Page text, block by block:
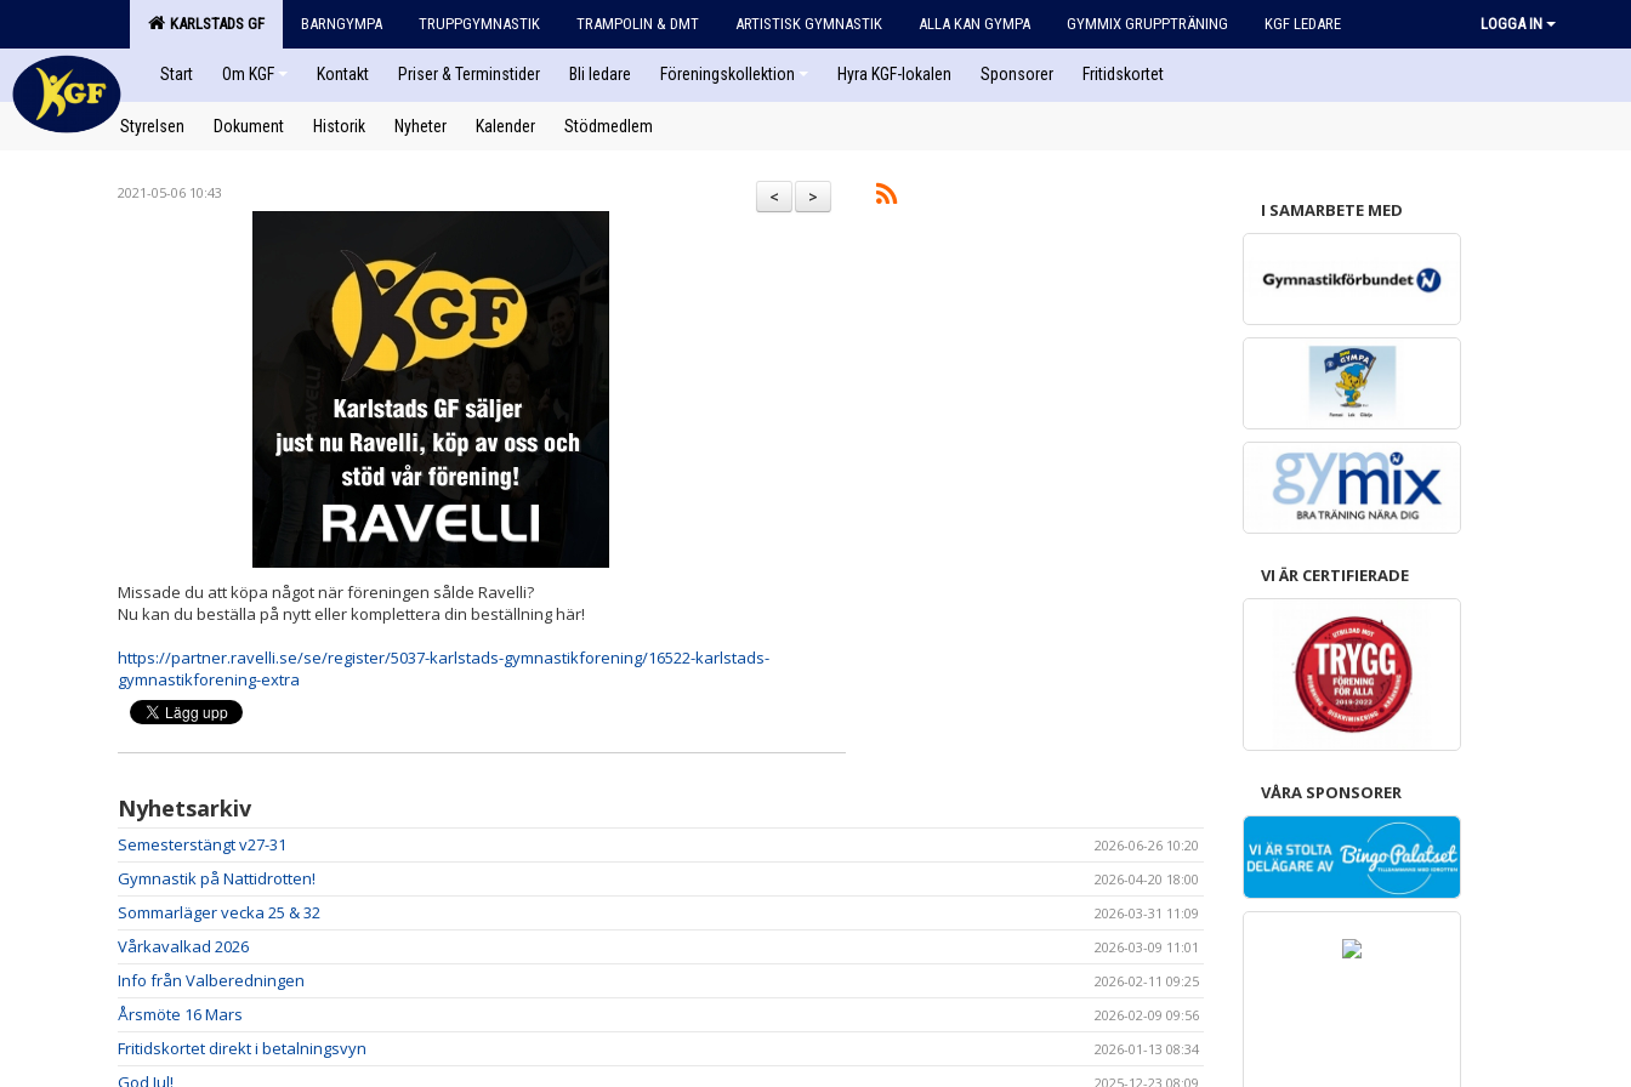
KARLSTADS GF BARNGYMPA TRUPPGYMNASTIK TRAMPOLIN & DMT ARTISTISK GYMNASTIK ALLA KAN GYMPA GYMMIX GRUPPTRÄNING KGF LEDARE LOGGA IN
Start Om KGF Kontakt Priser & Terminstider Bli ledare Föreningskollektion Hyra KGF-lokalen Sponsorer Fritidskortet
Styrelsen Dokument Historik Nyheter Kalender Stödmedlem
>
<
2021-05-06 10:43
Missade du att köpa något när föreningen sålde Ravelli?
Nu kan du beställa på nytt eller komplettera din beställning här!
https://partner.ravelli.se/se/register/5037-karlstads-gymnastikforening/16522-karlstads-
gymnastikforening-extra
Nyhetsarkiv
Semesterstängt v27-31 2026-06-26 10:20
Gymnastik på Nattidrotten! 2026-04-20 18:00
Sommarläger vecka 25 & 32 2026-03-31 11:09
Vårkavalkad 2026 2026-03-09 11:01
Info från Valberedningen 2026-02-11 09:25
Årsmöte 16 Mars 2026-02-09 09:56
Fritidskortet direkt i betalningsvyn 2026-01-13 08:34
God Jul! 2025-12-23 08:09
I SAMARBETE MED
VI ÄR CERTIFIERADE
VÅRA SPONSORER